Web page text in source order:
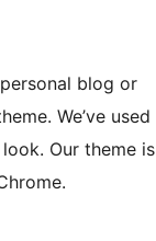
blog or
We’ve used
Our theme is